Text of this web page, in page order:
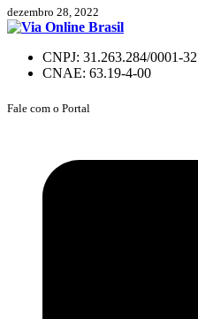
dezembro 28, 2022
CNPJ: 31.263.284/0001-32
CNAE: 63.19-4-00
Fale com o Portal